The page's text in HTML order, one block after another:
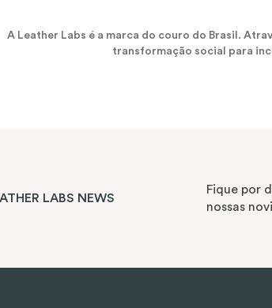
A Leather Labs é a marca do couro do Brasil.
transformação social para
LABS NEWS
Fique por
nossas